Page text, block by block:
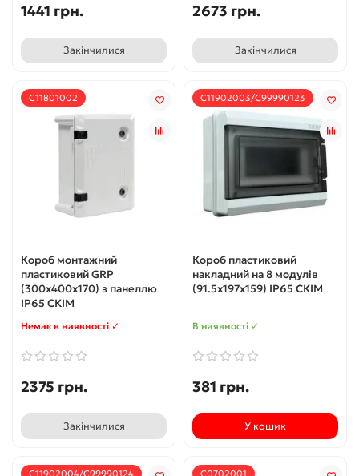
1441 грн.
Закінчилися
2673 грн.
Закінчилися
С11801002
Короб монтажний
пластиковий GRP
(300х400х170) з панеллю
IP65 СКІМ
Немає в наявності ✓
2375 грн.
Закінчилися
С11902003/С99990123
Короб пластиковий
накладний на 8 модулів
(91.5х197х159) IP65 СКІМ
В наявності ✓
381 грн.
У кошик
С11902004/С99990124 С0702001